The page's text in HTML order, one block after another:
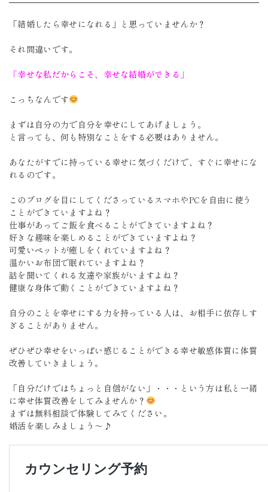
「結婚したら幸せになれる」と思っていませんか？
それ間違いです。
「幸せな私だからこそ、幸せな結婚ができる」
こっちなんです
まずは自分の力で自分を幸せにしてあげましょう。
と言っても、何も特別なことをする必要はありません。
あなたがすでに持っている幸せに気づくだけで、すぐに幸せにな
れるのです。
このブログを目にしてくださっているスマホやPCを自由に使う
ことができていますよね？
仕事があってご飯を食べることができていますよね？
好きな趣味を楽しめることができていますよね？
可愛いペットが癒しをくれていますよね？
温かいお布団で眠れていますよね？
話を聞いてくれる友達や家族がいますよね？
健康な身体で動くことができていますよね？
自分のことを幸せにする力を持っている人は、お相手に依存しす
ぎることがありません。
ぜひぜひ幸せをいっぱい感じることができる幸せ敏感体質に体質
改善していきましょう。
「自分だけではちょっと自信がない」・・・という方は私と一緒
に幸せ体質改善をしてみませんか？
まずは無料相談で体験してみてください。
婚活を楽しみましょう～♪